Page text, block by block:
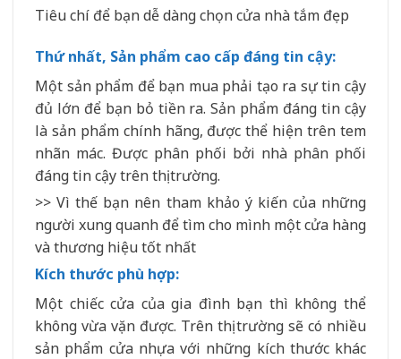
Tiêu chí để bạn dễ dàng chọn cửa nhà tắm đẹp
Thứ nhất, Sản phẩm cao cấp đáng tin cậy:
Một sản phẩm để bạn mua phải tạo ra sự tin cậy
đủ lớn để bạn bỏ tiền ra. Sản phẩm đáng tin cậy
là sản phẩm chính hãng, được thể hiện trên tem
nhãn mác. Được phân phối bởi nhà phân phối
đáng tin cậy trên thị trường.
>> Vì thế bạn nên tham khảo ý kiến của những
người xung quanh để tìm cho mình một cửa hàng
và thương hiệu tốt nhất
Kích thước phù hợp:
Một chiếc cửa của gia đình bạn thì không thể
không vừa vặn được. Trên thị trường sẽ có nhiều
sản phẩm cửa nhựa với những kích thước khác